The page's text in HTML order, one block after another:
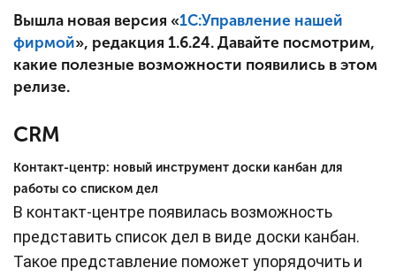
Вышла новая версия «1С:Управление нашей
фирмой», редакция 1.6.24. Давайте посмотрим,
какие полезные возможности появились в этом
релизе.
CRM
Контакт-центр: новый инструмент доски канбан для
работы со списком дел
В контакт-центре появилась возможность
представить список дел в виде доски канбан.
Такое представление поможет упорядочить и